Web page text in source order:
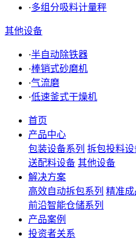
·多组分吸料计量秤
其他设备
·半自动除铁器
·棒销式砂磨机
·气流磨
·低速釜式干燥机
首页
产品中心
包装设备系列 拆包投料设
送配料设备 其他设备
解决方案
高效自动拆包系列 精准成
前沿智能仓储系列
产品案例
投资者关系